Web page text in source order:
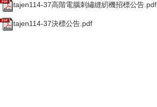
tajen114-37高階電腦刺繡縫紉機招標公告.pdf
tajen114-37決標公告.pdf